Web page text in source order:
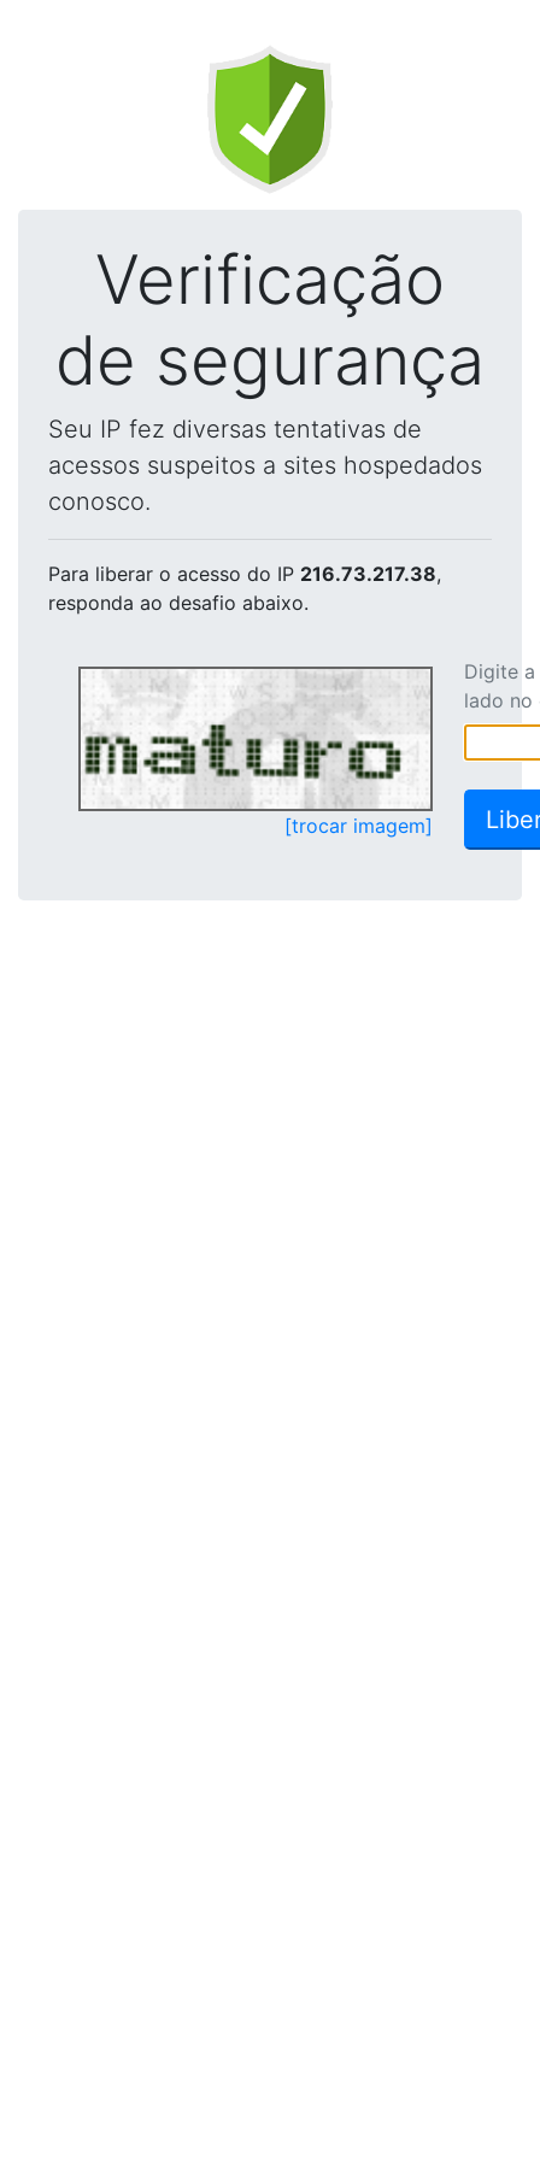
Verificação
de segurança
Seu IP fez diversas tentativas de
acessos suspeitos a sites hospedados
conosco.
Para liberar o acesso do IP 216.73.217.38,
responda ao desafio abaixo.
[trocar imagem]
Digite
lado no